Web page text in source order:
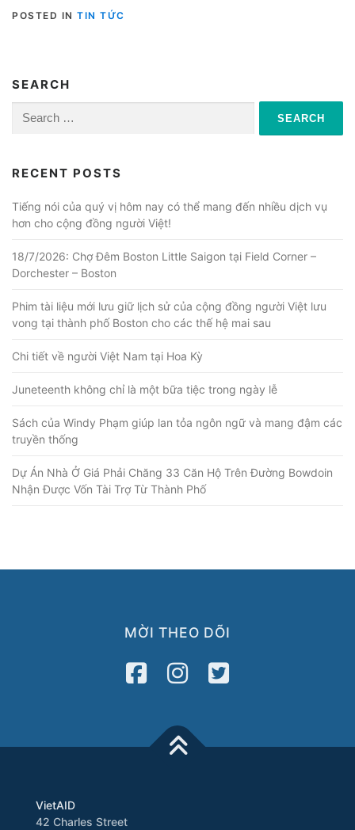
POSTED IN TIN TỨC
SEARCH
Search
for:
RECENT POSTS
Tiếng nói của quý vị hôm nay có thể mang đến nhiều dịch vụ
hơn cho cộng đồng người Việt!
18/7/2026: Chợ Đêm Boston Little Saigon tại Field Corner –
Dorchester – Boston
Phim tài liệu mới lưu giữ lịch sử của cộng đồng người Việt lưu
vong tại thành phố Boston cho các thế hệ mai sau
Chi tiết về người Việt Nam tại Hoa Kỳ
Juneteenth không chỉ là một bữa tiệc trong ngày lễ
Sách của Windy Phạm giúp lan tỏa ngôn ngữ và mang đậm các
truyền thống
Dự Án Nhà Ở Giá Phải Chăng 33 Căn Hộ Trên Đường Bowdoin
Nhận Được Vốn Tài Trợ Từ Thành Phố
MỜI THEO DÕI
VietAID
42 Charles Street